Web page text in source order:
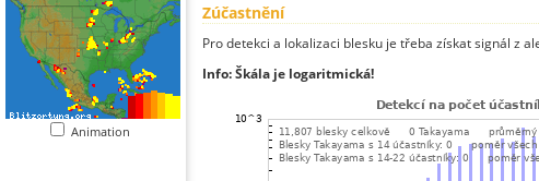
Animation
Zúčastnění
Pro detekci a lokalizaci blesku je třeba získat signál z
Info: Škála je logaritmická!